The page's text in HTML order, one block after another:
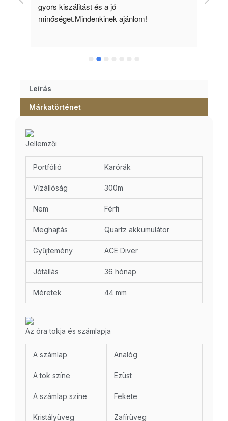
gyors kiszálitást és a jó
minőséget.Mindenkinek ajánlom!
Leírás
Márkatörténet
Jellemzői
Portfólió Karórák
Vízállóság 300m
Nem Férfi
Meghajtás Quartz akkumulátor
Gyűjtemény ACE Diver
Jótállás 36 hónap
Méretek 44 mm
Az óra tokja és számlapja
A számlap Analóg
A tok színe Ezüst
A számlap színe Fekete
Kristályüveg Zafírüveg